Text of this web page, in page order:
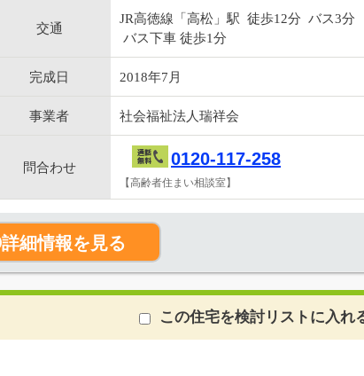
交通
JR高徳線「高松」駅 徒歩12分 バス3分
バス下車 徒歩1分
完成日 2018年7月
事業者 社会福祉法人瑞祥会
問合わせ 0120-117-258
【高齢者住まい相談室】
詳細情報を見る
この住宅を検討リストに入れ